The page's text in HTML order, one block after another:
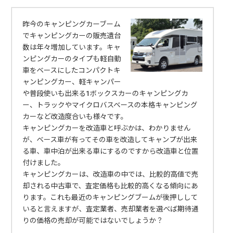
昨今のキャンピングカーブーム
でキャンピングカーの販売遺台
数は年々増加しています。キャ
ンピングカーのタイプも軽自動
車をベースにしたコンパクトキ
ャンピングカー、軽キャンパー
や普段使いも出来る1ボックスカーのキャンピングカ
ー、トラックやマイクロバスベースの本格キャンピング
カーなど改造度合いも様々です。
キャンピングカーを改造車と呼ぶかは、わかりません
が、ベース車が有ってその車を改造してキャンプが出来
る車、車中泊が出来る車にするのですから改造車と位置
付けました。
キャンピングカーは、改造車の中では、比較的高値で売
却される中古車で、査定価格も比較的高くなる傾向にあ
ります。これも最近のキャンピングブームが後押しして
いると言えますが、査定業者、売却業者を選べば期待通
りの価格の売却が可能ではないでしょうか？